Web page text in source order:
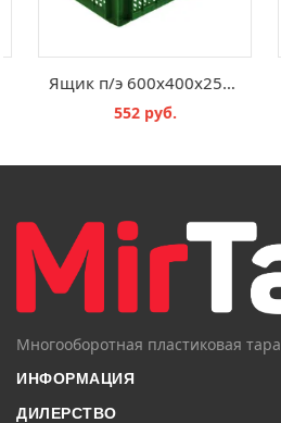
Ящик п/э мясной 600х400х250 сплошной синий с закрытыми ручками
Многооборотная пластиковая тара
ИНФОРМАЦИЯ
ДИЛЕРСТВО